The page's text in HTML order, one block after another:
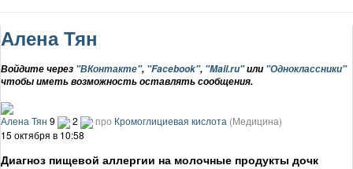
Алена Тян
Войдите через "ВКонтакте", "Facebook", "Mail.ru"или "Одноклассники"
чтобы иметь возможность оставлять сообщения.
Алена Тян 9 2 про Кромоглициевая кислота (Медицина)
15 октября в 10:58
Диагноз пищевой аллергии на молочные продукты дочк